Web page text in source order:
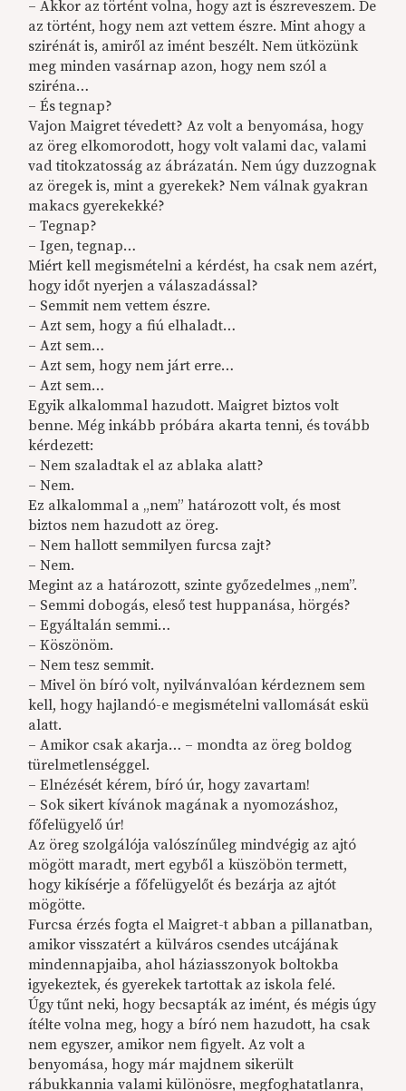
– Akkor az történt volna, hogy azt is észreveszem. De
az történt, hogy nem azt vettem észre. Mint ahogy a
szirénát is, amiről az imént beszélt. Nem ütközünk
meg minden vasárnap azon, hogy nem szól a
sziréna…
– És tegnap?
Vajon Maigret tévedett? Az volt a benyomása, hogy
az öreg elkomorodott, hogy volt valami dac, valami
vad titokzatosság az ábrázatán. Nem úgy duzzognak
az öregek is, mint a gyerekek? Nem válnak gyakran
makacs gyerekekké?
– Tegnap?
– Igen, tegnap…
Miért kell megismételni a kérdést, ha csak nem azért,
hogy időt nyerjen a válaszadással?
– Semmit nem vettem észre.
– Azt sem, hogy a fiú elhaladt…
– Azt sem…
– Azt sem, hogy nem járt erre…
– Azt sem…
Egyik alkalommal hazudott. Maigret biztos volt
benne. Még inkább próbára akarta tenni, és tovább
kérdezett:
– Nem szaladtak el az ablaka alatt?
– Nem.
Ez alkalommal a „nem” határozott volt, és most
biztos nem hazudott az öreg.
– Nem hallott semmilyen furcsa zajt?
– Nem.
Megint az a határozott, szinte győzedelmes „nem”.
– Semmi dobogás, eleső test huppanása, hörgés?
– Egyáltalán semmi…
– Köszönöm.
– Nem tesz semmit.
– Mivel ön bíró volt, nyilvánvalóan kérdeznem sem
kell, hogy hajlandó-e megismételni vallomását eskü
alatt.
– Amikor csak akarja… – mondta az öreg boldog
türelmetlenséggel.
– Elnézését kérem, bíró úr, hogy zavartam!
– Sok sikert kívánok magának a nyomozáshoz,
főfelügyelő úr!
Az öreg szolgálója valószínűleg mindvégig az ajtó
mögött maradt, mert egyből a küszöbön termett,
hogy kikísérje a főfelügyelőt és bezárja az ajtót
mögötte.
Furcsa érzés fogta el Maigret-t abban a pillanatban,
amikor visszatért a külváros csendes utcájának
mindennapjaiba, ahol háziasszonyok boltokba
igyekeztek, és gyerekek tartottak az iskola felé.
Úgy tűnt neki, hogy becsapták az imént, és mégis úgy
ítélte volna meg, hogy a bíró nem hazudott, ha csak
nem egyszer, amikor nem figyelt. Az volt a
benyomása, hogy már majdnem sikerült
rábukkannia valami különösre, megfoghatatlanra,